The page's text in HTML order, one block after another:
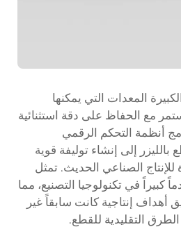
المعدات التي يمكنها
مع الحفاظ على دقة استثنائية
أنظمة التحكم الرقمي
إلى إنشاء توليفة قوية
للإنتاج الصناعي الحديث. تمثل
كبيراً في تكنولوجيا التصنيع، مما
إنتاجية كانت سابقاً غير
التقليدية للقطع.